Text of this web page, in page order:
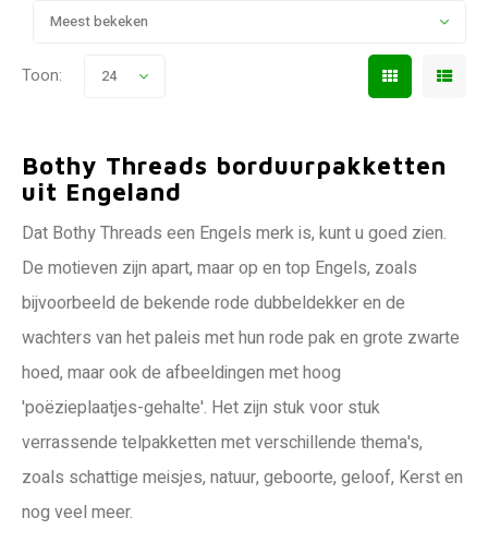
Meest bekeken
Toon: 24
Bothy Threads borduurpakketten
uit Engeland
Dat Bothy Threads een Engels merk is, kunt u goed zien.
De motieven zijn apart, maar op en top Engels, zoals
bijvoorbeeld de bekende rode dubbeldekker en de
wachters van het paleis met hun rode pak en grote zwarte
hoed, maar ook de afbeeldingen met hoog
'poëzieplaatjes-gehalte'. Het zijn stuk voor stuk
verrassende telpakketten met verschillende thema's,
zoals schattige meisjes, natuur, geboorte, geloof, Kerst en
nog veel meer.